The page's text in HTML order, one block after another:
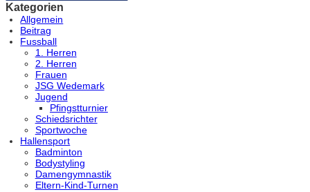
Kategorien
Allgemein
Beitrag
Fussball
1. Herren
2. Herren
Frauen
JSG Wedemark
Jugend
Pfingstturnier
Schiedsrichter
Sportwoche
Hallensport
Badminton
Bodystyling
Damengymnastik
Eltern-Kind-Turnen